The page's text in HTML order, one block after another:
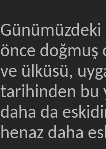
Günümüzdeki
önce doğmuş
ve ülküsü,
tarihinden bu
daha da
henaz daha